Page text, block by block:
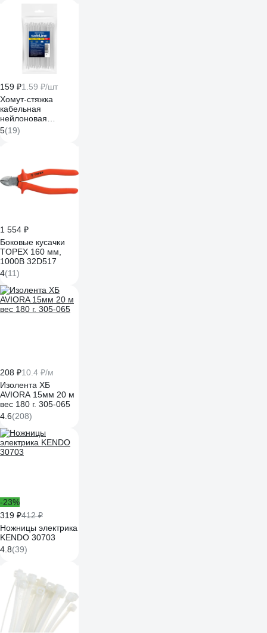
159 ₽1.59 ₽/шт
Хомут-стяжка
кабельная
нейлоновая
Safeline 2,5x160-W-
100, белая, 100 шт.
5(19)
1 554 ₽
Боковые кусачки
TOPEX 160 мм,
1000В 32D517
4(11)
208 ₽10.4 ₽/м
Изолента ХБ
AVIORA 15мм 20 м
вес 180 г. 305-065
4.6(208)
-23%
319 ₽412 ₽
Ножницы электрика
KENDO 30703
4.8(39)